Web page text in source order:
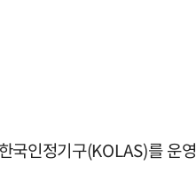
인정기구(KOLAS)를